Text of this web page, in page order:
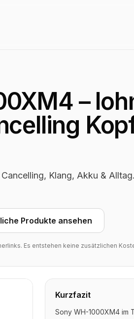
–
Klang, Akku &
Produkte ansehen
Es entstehen keine zusätzlichen
Kurzfazit
Sony WH-1000XM4 im